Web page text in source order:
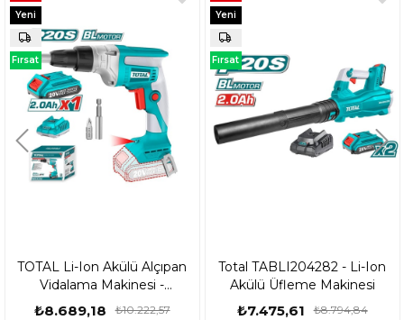
TOTAL Li-Ion Akülü Alçıpan
Vidalama Makinesi -
TDSLI204200-1
₺8.689,18 ₺10.222,57
Yeni
Ürün
Fırsat
Ürünü
Total TABLI204282 - Li-Ion
Akülü Üfleme Makinesi
₺7.475,61 ₺8.794,84
Yeni
Ürün
Fırsat
Ürünü